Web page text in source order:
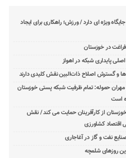
ویژه ای دارد / ورزش؛ راهکاری برای ایجاد
پایداری شبکه در اهواز
و گسترش اصلاح ذات‌البین نقش کلیدی دارند
حموله: تمام ظرفیت‌ شبکه پستی خوزستان
است
از کارآفرینان حمایت می کند / نقش
اقتصاد کشاورزی
نفت و گاز در آغاجاری
روزهای شلمچه